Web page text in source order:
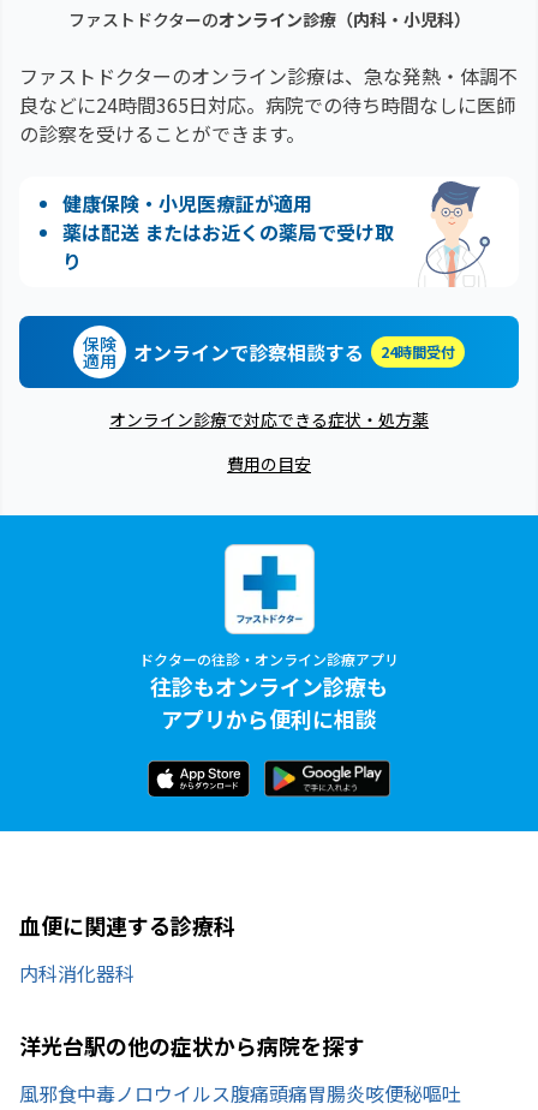
ファストドクターのオンライン診療（内科・小児科）
ファストドクターのオンライン診療は、急な発熱・体調不
良などに24時間365日対応。 病院での待ち時間なしに医師
の診察を受けることができます。
健康保険・小児医療証が適用
薬は配送 またはお近くの薬局で受け取
り
保険
適用 オンラインで診察相談する 24時間受付
オンライン診療で対応できる症状・処方薬
費用の目安
ドクターの往診・オンライン診療アプリ
往診もオンライン診療も
アプリから便利に相談
血便に関連する診療科
内科消化器科
洋光台駅の他の症状から病院を探す
風邪食中毒ノロウイルス腹痛頭痛胃腸炎咳便秘嘔吐